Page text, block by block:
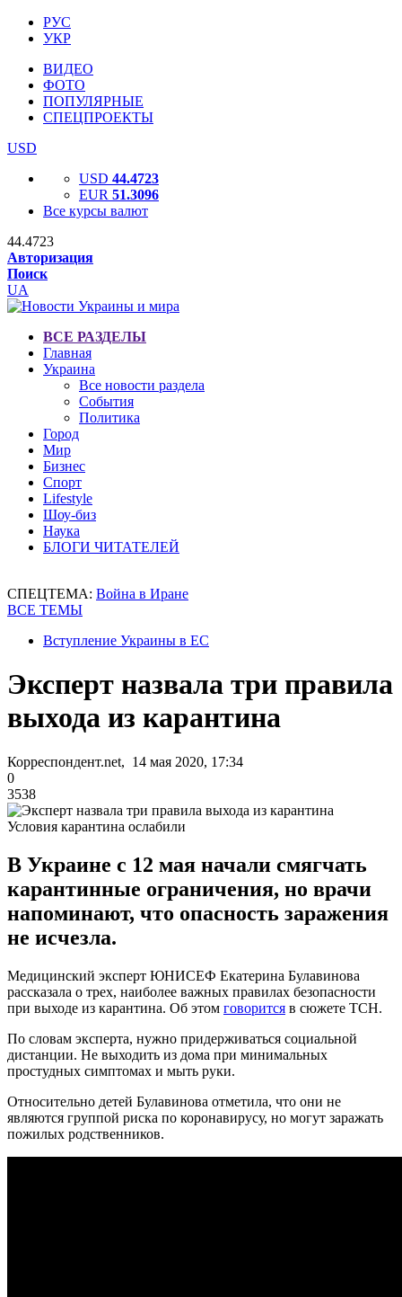
РУС
УКР
ВИДЕО
ФОТО
ПОПУЛЯРНЫЕ
СПЕЦПРОЕКТЫ
USD
USD 44.4723
EUR 51.3096
Все курсы валют
44.4723
Авторизация
Поиск
UA
ВСЕ РАЗДЕЛЫ
Главная
Украина
Все новости раздела
События
Политика
Город
Мир
Бизнес
Спорт
Lifestyle
Шоу-биз
Наука
БЛОГИ ЧИТАТЕЛЕЙ
СПЕЦТЕМА: Война в Иране
ВСЕ ТЕМЫ
Вступление Украины в ЕС
Эксперт назвала три правила
выхода из карантина
Корреспондент.net, 14 мая 2020, 17:34
0
3538
Условия карантина ослабили
В Украине с 12 мая начали смягчать
карантинные ограничения, но врачи
напоминают, что опасность заражения
не исчезла.
Медицинский эксперт ЮНИСЕФ Екатерина Булавинова
рассказала о трех, наиболее важных правилах безопасности
при выходе из карантина. Об этом говорится в сюжете ТСН.
По словам эксперта, нужно придерживаться социальной
дистанции. Не выходить из дома при минимальных
простудных симптомах и мыть руки.
Относительно детей Булавинова отметила, что они не
являются группой риска по коронавирусу, но могут заражать
пожилых родственников.